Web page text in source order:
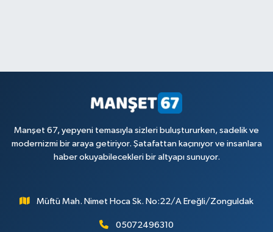
Manşet 67, yepyeni temasıyla sizleri buluştururken, sadelik ve
modernizmi bir araya getiriyor. Şatafattan kaçınıyor ve insanlara
haber okuyabilecekleri bir altyapı sunuyor.
Müftü Mah. Nimet Hoca Sk. No:22/A Ereğli/Zonguldak
05072496310